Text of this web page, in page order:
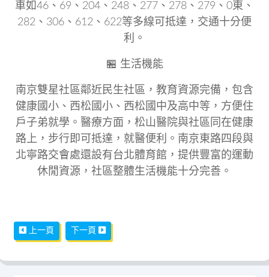
車如46、69、204、248、277、278、279、0東、
282、306、612、622等多線可抵達，交通十分便
利。
🏪 生活機能
南京雙星社區鄰近民生社區，教育資源完備，包含
健康國小、西松國小、西松國中及高中等，方便住
戶子弟就學。醫療方面，松山醫院與社區同在健康
路上，步行即可抵達，就醫便利。南京東路四段與
北寧路交會處還設有台北體育館，提供豐富的運動
休閒資源，社區整體生活機能十分完善。
上一篇文章: 松山婦聯五村 — 眷村媽媽的記憶
上一頁 下一篇文章: 松山新城-松山華城第13區
下一頁